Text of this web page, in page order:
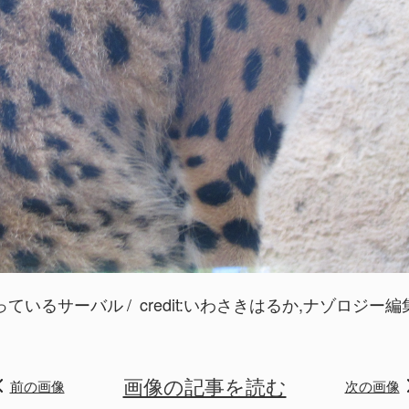
ているサーバル credit:いわさきはるか,ナゾロジー編
前の画像 画像の記事を読む 次の画像